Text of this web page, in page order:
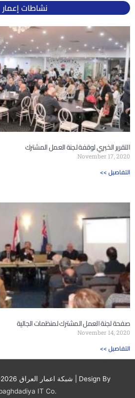
نشاطات إعمار
التقرير الخبري لوقفة لجنة العمل المشترك
November 17, 2020
<< التفاصيل
صفحة لجنة العمل المشترك لمنظمات الجالية
November 14, 2020
<< التفاصيل
شبكة اعمار العراق | Design By
IT Co.